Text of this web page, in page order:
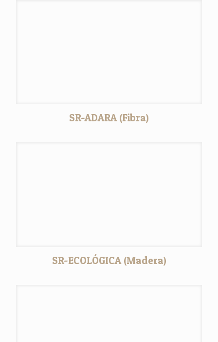
SR-ADARA (Fibra)
SR-ECOLÓGICA (Madera)